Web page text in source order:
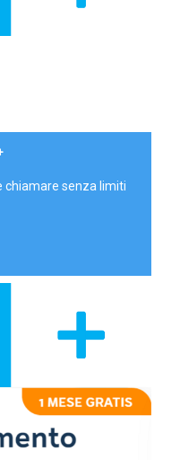
chiamare senza limiti